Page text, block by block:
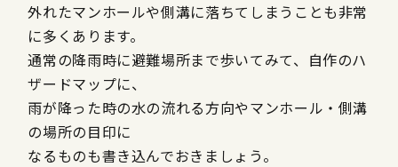
外れたマンホールや側溝に落ちてしまうことも非常
に多くあります。
通常の降雨時に避難場所まで歩いてみて、自作のハ
ザードマップに、
雨が降った時の水の流れる方向やマンホール・側溝
の場所の目印に
なるものも書き込んでおきましょう。